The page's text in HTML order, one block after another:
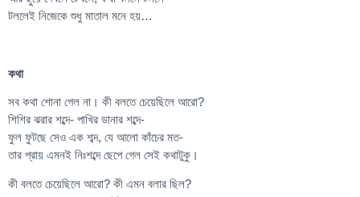
টললেই নিজেকে শুধু মাতাল মনে হয়…
কথা
সব কথা শোনা গেল না। কী বলতে চেয়েছিলে আরো?
শিশির ঝরার শব্দে- পাখির ডানার শব্দে-
ফুল ফুটছে সেও এক শব্দ, যে আলো কাঁচের মত-
তার প্রায় এমনই নিঃশব্দে ছেপে গেল সেই কথাটুকু।
কী বলতে চেয়েছিলে আরো? কী এমন বলার ছিল?